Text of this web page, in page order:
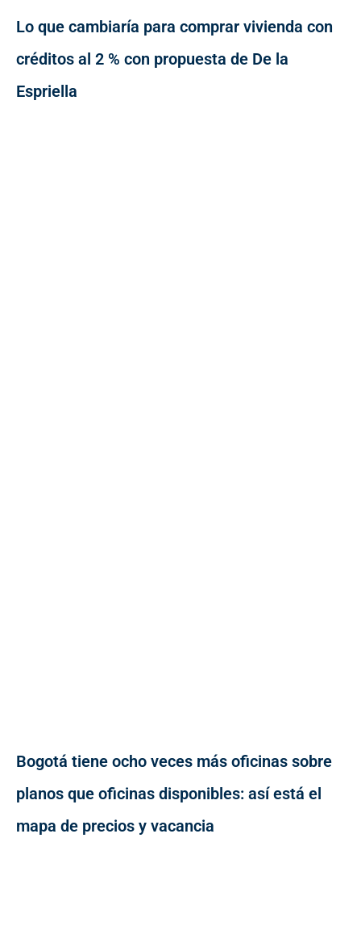
Lo que cambiaría para comprar vivienda con
créditos al 2 % con propuesta de De la
Espriella
Bogotá tiene ocho veces más oficinas sobre
planos que oficinas disponibles: así está el
mapa de precios y vacancia